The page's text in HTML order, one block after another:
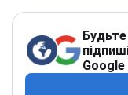
Google